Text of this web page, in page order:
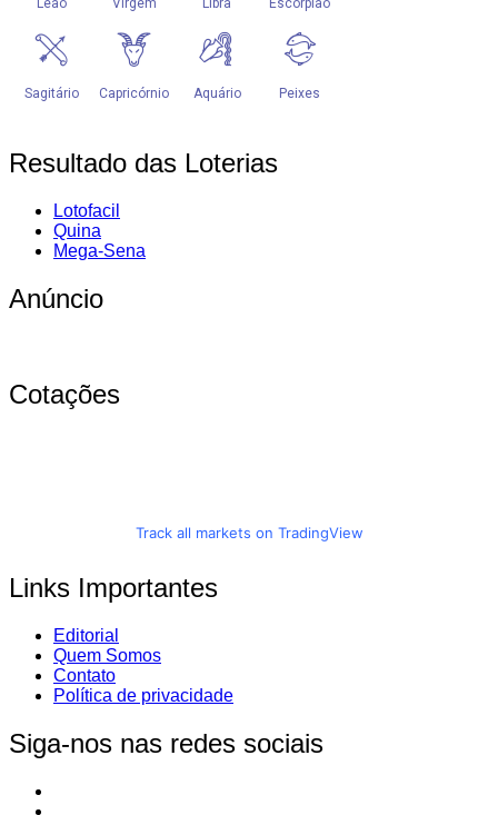
Resultado das Loterias
Lotofacil
Quina
Mega-Sena
Anúncio
Cotações
Track all markets on TradingView
Links Importantes
Editorial
Quem Somos
Contato
Política de privacidade
Siga-nos nas redes sociais